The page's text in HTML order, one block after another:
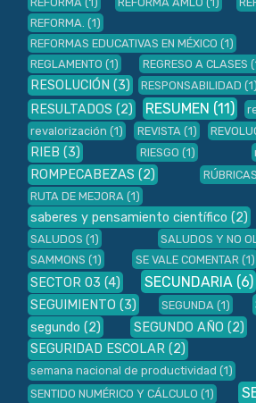
REFORMA. (1)
REFORMAS EDUCATIVAS EN MÉXICO (1)
REGLAMENTO (1) REGRESO A CLASES
RESOLUCIÓN (3) RESPONSABILIDAD (1)
RESULTADOS (2) RESUMEN (11)
revalorización (1) REVISTA (1)
RIEB (3) RIESGO (1)
ROMPECABEZAS (2) RÚBRICAS
RUTA DE MEJORA (1)
saberes y pensamiento científico (2)
SALUDOS (1) SALUDOS Y NO
SAMMONS (1) SE VALE COMENTAR (1)
SECTOR 03 (4) SECUNDARIA (6)
SEGUIMIENTO (3) SEGUNDA (1)
segundo (2) SEGUNDO AÑO (2)
SEGURIDAD ESCOLAR (2)
semana nacional de productividad (1)
SENTIDO NUMÉRICO Y CÁLCULO (1)